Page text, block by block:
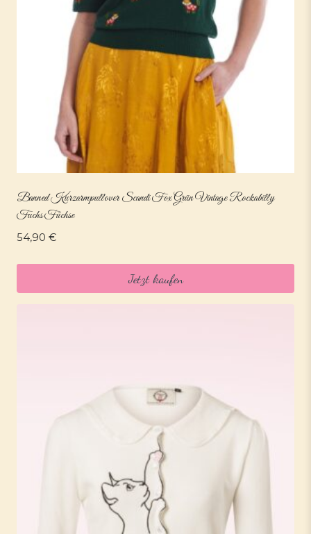
Banned Kurzarmpullover Scandi Fox Grün Vintage Rockabilly
Fuchs Füchse
54,90 €
Jetzt kaufen